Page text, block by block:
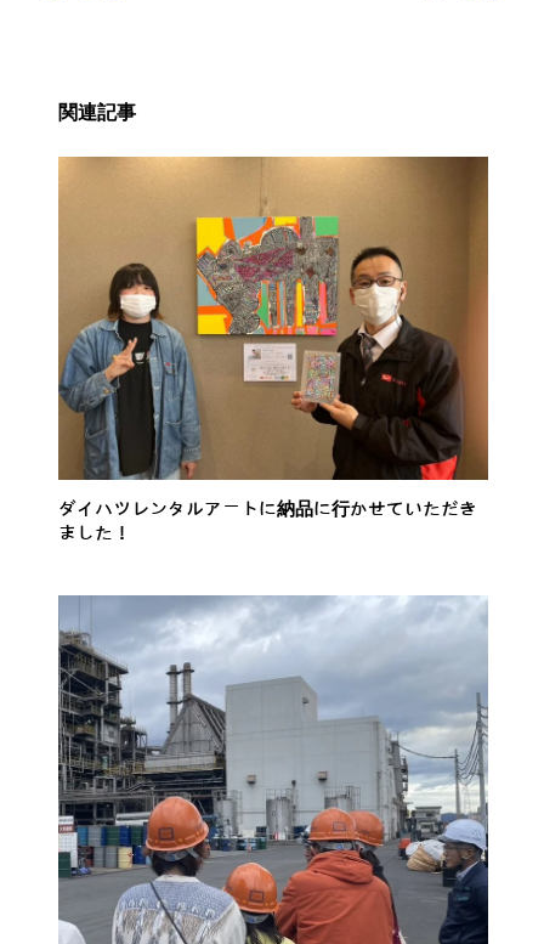
関連記事
ダイハツレンタルアートに納品に行かせていただき
ました！